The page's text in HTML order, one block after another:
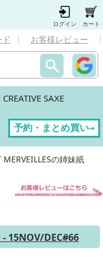
ログイン カート
お客様レビュー
SAXE
予約・まとめ買い→
の姉妹紙
- 15NOV/DEC#66